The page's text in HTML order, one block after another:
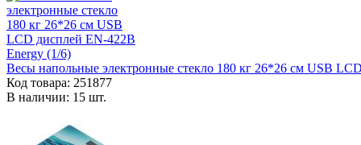
Весы напольные электронные стекло 180 кг 26*26 см USB
Код товара: 251877
В наличии: 15 шт.